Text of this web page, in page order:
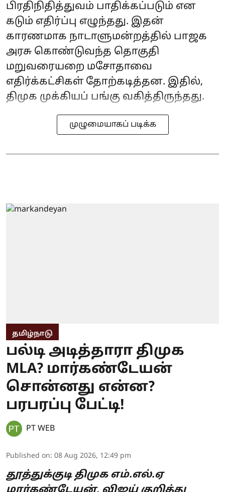
பிரதிநிதித்துவம் பாதிக்கப்படும் என
கடும் எதிர்ப்பு எழுந்தது. இதன்
காரணமாக நாடாளுமன்றத்தில் பாஜக
அரசு கொண்டுவந்த தொகுதி
மறுவரையறை மசோதாவை
எதிர்க்கட்சிகள் தோற்கடித்தன. இதில்,
திமுக முக்கியப் பங்கு வகித்திருந்தது.
முழுமையாகப் படிக்க
தமிழ்நாடு
பல்டி அடித்தாரா திமுக
MLA? மார்கண்டேயன்
சொன்னது என்ன?
பரபரப்பு பேட்டி!
PT WEB
Published on: 08 Aug 2026, 12:49 pm
தூத்துக்குடி திமுக எம்.எல்.ஏ